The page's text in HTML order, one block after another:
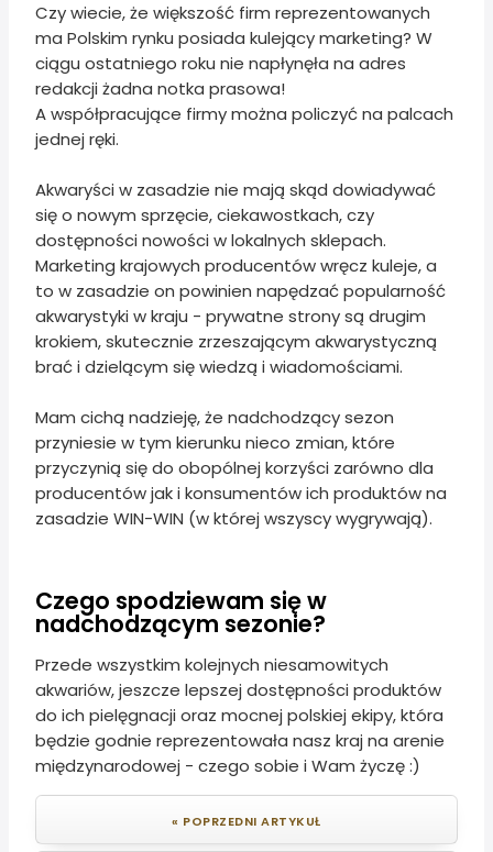
Czy wiecie, że większość firm reprezentowanych
ma Polskim rynku posiada kulejący marketing? W
ciągu ostatniego roku nie napłynęła na adres
redakcji żadna notka prasowa!
A współpracujące firmy można policzyć na palcach
jednej ręki.
Akwaryści w zasadzie nie mają skąd dowiadywać
się o nowym sprzęcie, ciekawostkach, czy
dostępności nowości w lokalnych sklepach.
Marketing krajowych producentów wręcz kuleje, a
to w zasadzie on powinien napędzać popularność
akwarystyki w kraju - prywatne strony są drugim
krokiem, skutecznie zrzeszającym akwarystyczną
brać i dzielącym się wiedzą i wiadomościami.
Mam cichą nadzieję, że nadchodzący sezon
przyniesie w tym kierunku nieco zmian, które
przyczynią się do obopólnej korzyści zarówno dla
producentów jak i konsumentów ich produktów na
zasadzie WIN-WIN (w której wszyscy wygrywają).
Czego spodziewam się w
nadchodzącym sezonie?
Przede wszystkim kolejnych niesamowitych
akwariów, jeszcze lepszej dostępności produktów
do ich pielęgnacji oraz mocnej polskiej ekipy, która
będzie godnie reprezentowała nasz kraj na arenie
międzynarodowej - czego sobie i Wam życzę :)
« POPRZEDNI ARTYKUŁ